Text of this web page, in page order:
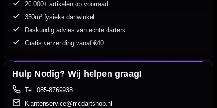
20.000+ artikelen op voorraad
350m² fysieke dartwinkel
Deskundig advies van echte darters
Gratis verzending vanaf €40
Hulp Nodig? Wij helpen graag!
Tel: 085-8769938
Klantenservice@mcdartshop.nl